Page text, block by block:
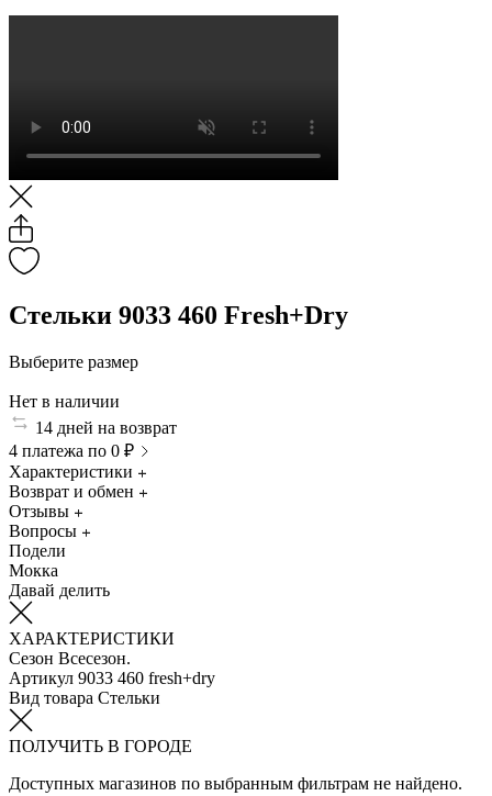
Стельки 9033 460 Fresh+Dry
Выберите размер
Нет в наличии
14 дней на возврат
4 платежа по 0 ₽
Характеристики
Возврат и обмен
Отзывы
Вопросы
Подели
Мокка
Давай делить
ХАРАКТЕРИСТИКИ
Сезон Всесезон.
Артикул 9033 460 fresh+dry
Вид товара Стельки
ПОЛУЧИТЬ В ГОРОДЕ
Доступных магазинов по выбранным фильтрам не найдено.